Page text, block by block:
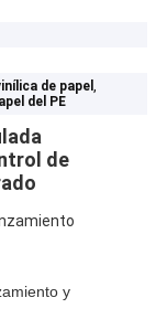
de papel,
del PE
de
y